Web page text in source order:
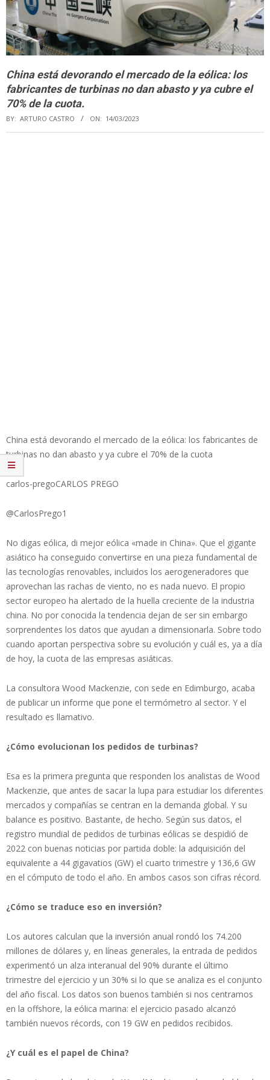
China está devorando el mercado de la eólica: los
fabricantes de turbinas no dan abasto y ya cubre el
70% de la cuota.
BY: ARTURO CASTRO ON: 14/03/2023
China está devorando el mercado de la eólica: los fabricantes de
turbinas no dan abasto y ya cubre el 70% de la cuota
carlos-pregoCARLOS PREGO
@CarlosPrego1
No digas eólica, di mejor eólica «made in China». Que el gigante
asiático ha conseguido convertirse en una pieza fundamental de
las tecnologías renovables, incluidos los aerogeneradores que
aprovechan las rachas de viento, no es nada nuevo. El propio
sector europeo ha alertado de la huella creciente de la industria
china. No por conocida la tendencia dejan de ser sin embargo
sorprendentes los datos que ayudan a dimensionarla. Sobre todo
cuando aportan perspectiva sobre su evolución y cuál es, ya a día
de hoy, la cuota de las empresas asiáticas.
La consultora Wood Mackenzie, con sede en Edimburgo, acaba
de publicar un informe que pone el termómetro al sector. Y el
resultado es llamativo.
¿Cómo evolucionan los pedidos de turbinas?
Esa es la primera pregunta que responden los analistas de Wood
Mackenzie, que antes de sacar la lupa para estudiar los diferentes
mercados y compañías se centran en la demanda global. Y su
balance es positivo. Bastante, de hecho. Según sus datos, el
registro mundial de pedidos de turbinas eólicas se despidió de
2022 con buenas noticias por partida doble: la adquisición del
equivalente a 44 gigavatios (GW) el cuarto trimestre y 136,6 GW
en el cómputo de todo el año. En ambos casos son cifras récord.
¿Cómo se traduce eso en inversión?
Los autores calculan que la inversión anual rondó los 74.200
millones de dólares y, en líneas generales, la entrada de pedidos
experimentó un alza interanual del 90% durante el último
trimestre del ejercicio y un 30% si lo que se analiza es el conjunto
del año fiscal. Los datos son buenos también si nos centramos
en la offshore, la eólica marina: el ejercicio pasado alcanzó
también nuevos récords, con 19 GW en pedidos recibidos.
¿Y cuál es el papel de China?